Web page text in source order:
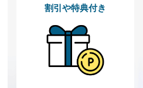
割引や特典付き